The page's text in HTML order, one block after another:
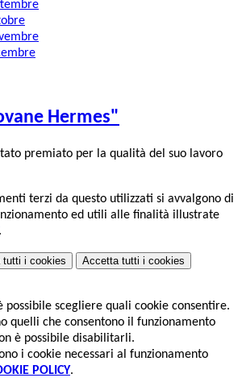
Hermes"
premiato per la qualità del suo lavoro
terzi da questo utilizzati si avvalgono di
ed utili alle finalità illustrate
.
tutti i cookies Accetta tutti i cookies
possibile scegliere quali cookie consentire.
quelli che consentono il funzionamento
è possibile disabilitarli.
i cookie necessari al funzionamento
POLICY.